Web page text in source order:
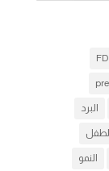
البرد
الطفل
النمو